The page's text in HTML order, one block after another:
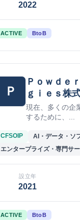
2022
ACTIVE BtoB
Ｐ
Ｐｏｗｄ
ｇｉｅｓ株
現在、多くの企
するために、...
CFSOIP
AI・データ・ソ
エンタープライズ・専門サ
設立年
2021
ACTIVE BtoB